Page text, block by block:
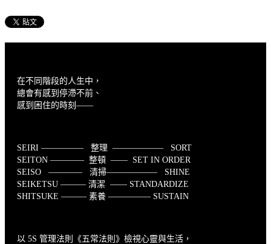
在不同階段的人生中，
總會有感到停滯不前、
感到困住的時刻——
SEIRI ————— 整理 —————— SORT
SEITON ———— 整頓 —— SET IN ORDER
SEISO ———— 清掃—————— SHINE
SEIKETSU ——— 清潔 —— STANDARDIZE
SHITSUKE ——— 素養 ————— SUSTAIN
以 5S 管理法則《五常法則》檢視心靈與生活，